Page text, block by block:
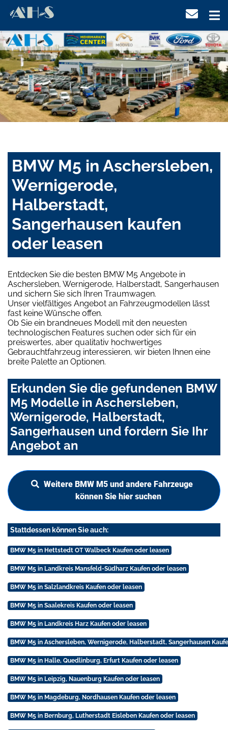
BMW M5 in Aschersleben,
Wernigerode,
Halberstadt,
Sangerhausen kaufen
oder leasen
Entdecken Sie die besten BMW M5 Angebote in
Aschersleben, Wernigerode, Halberstadt, Sangerhausen
und sichern Sie sich Ihren Traumwagen.
Unser vielfältiges Angebot an Fahrzeugmodellen lässt
fast keine Wünsche offen.
Ob Sie ein brandneues Modell mit den neuesten
technologischen Features suchen oder sich für ein
preiswertes, aber qualitativ hochwertiges
Gebrauchtfahrzeug interessieren, wir bieten Ihnen eine
breite Palette an Optionen.
Erkunden Sie die gefundenen BMW
M5 Modelle in Aschersleben,
Wernigerode, Halberstadt,
Sangerhausen und fordern Sie Ihr
Angebot an
Weitere BMW M5 und andere Fahrzeuge
können Sie hier suchen
Stattdessen können Sie auch:
BMW M5 in Hettstedt OT Walbeck Kaufen oder leasen
BMW M5 in Landkreis Mansfeld-Südharz Kaufen oder leasen
BMW M5 in Salzlandkreis Kaufen oder leasen
BMW M5 in Saalekreis Kaufen oder leasen
BMW M5 in Landkreis Harz Kaufen oder leasen
BMW M5 in Aschersleben, Wernigerode, Halberstadt, Sangerhausen
BMW M5 in Halle, Quedlinburg, Erfurt Kaufen oder leasen
BMW M5 in Leipzig, Nauenburg Kaufen oder leasen
BMW M5 in Magdeburg, Nordhausen Kaufen oder leasen
BMW M5 in Bernburg, Lutherstadt Eisleben Kaufen oder leasen